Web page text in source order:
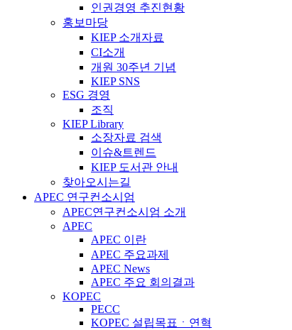
인권경영 추진현황
홍보마당
KIEP 소개자료
CI소개
개원 30주년 기념
KIEP SNS
ESG 경영
조직
KIEP Library
소장자료 검색
이슈&트렌드
KIEP 도서관 안내
찾아오시는길
APEC 연구컨소시엄
APEC연구컨소시엄 소개
APEC
APEC 이란
APEC 주요과제
APEC News
APEC 주요 회의결과
KOPEC
PECC
KOPEC 설립목표ㆍ연혁